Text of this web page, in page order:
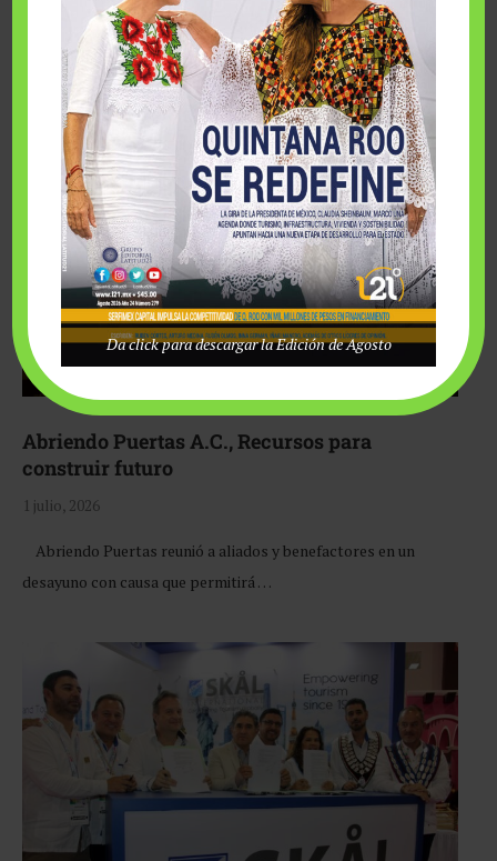
Fairmont Mayakoba y Make-A-Wish México unieron
esfuerzos para hacer realidad el deseo de una …
Abriendo Puertas A.C., Recursos para
construir futuro
1 julio, 2026
Abriendo Puertas reunió a aliados y benefactores en un
desayuno con causa que permitirá …
Da click para descargar la Edición de Agosto